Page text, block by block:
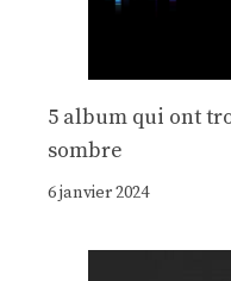
5 album qui ont
sombre
6 janvier 2024